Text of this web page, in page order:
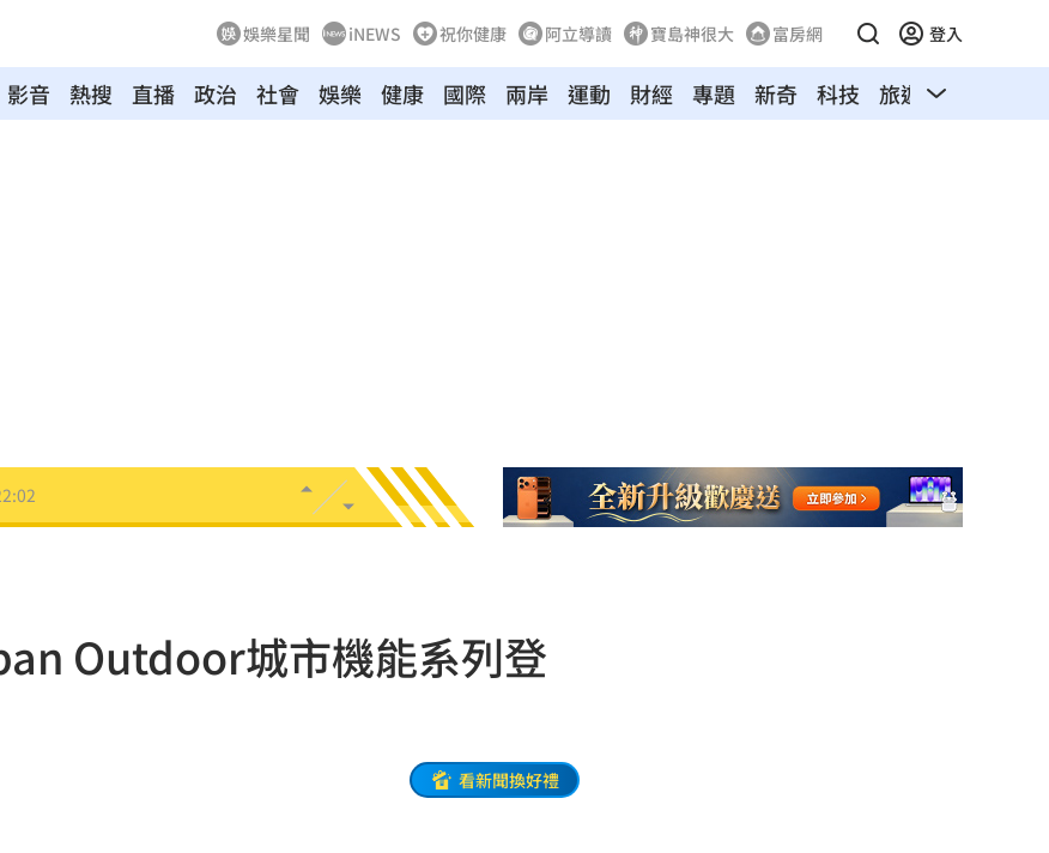
娛樂星聞 iNEWS 祝你健康 阿立導讀 寶島神很大 富房網 登入
影音 熱搜 直播 政治 社會 娛樂 健康 國際 兩岸 運動 財經 專題 新奇 科技 旅遊 汽車
22:02
Outdoor城市機能系列登
看新聞換好禮